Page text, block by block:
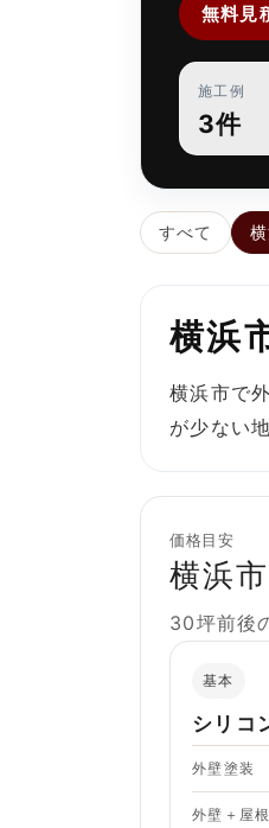
無料見
施工例
3件
すべて
横浜
横浜市で
が少ない
価格目安
横浜
30坪前後
基本
シリコ
外壁塗装
外壁＋屋根